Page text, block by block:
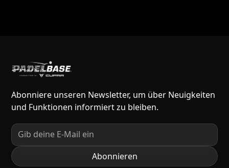
Abonniere unseren Newsletter, um über Neuigkeiten
und Funktionen informiert zu bleiben.